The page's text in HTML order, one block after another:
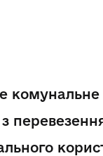
комунальне